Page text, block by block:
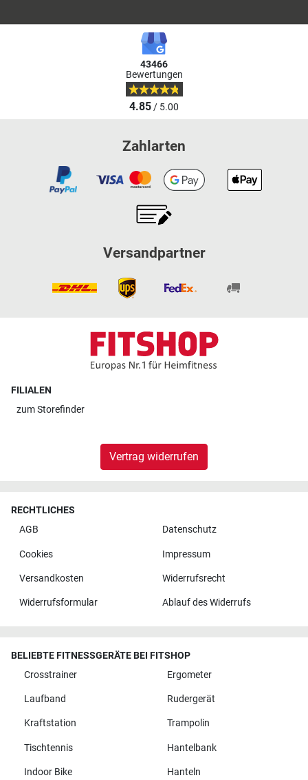
43466
Bewertungen
4.85/ 5.00
Zahlarten
Versandpartner
FILIALEN
zumStorefinder
Vertrag widerrufen
RECHTLICHES
AGB
Datenschutz
Cookies Impressum
Versandkosten Widerrufsrecht
Widerrufsformular Ablauf des Widerrufs
BELIEBTE FITNESSGERÄTE BEI FITSHOP
Crosstrainer
Ergometer
Laufband Rudergerät
Kraftstation Trampolin
Tischtennis Hantelbank
Indoor Bike Hanteln